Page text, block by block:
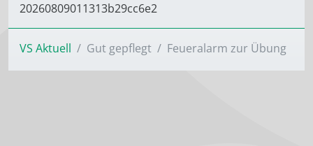
20260809011313b29cc6e2
VS Aktuell Gut gepflegt Feueralarm zur Übung